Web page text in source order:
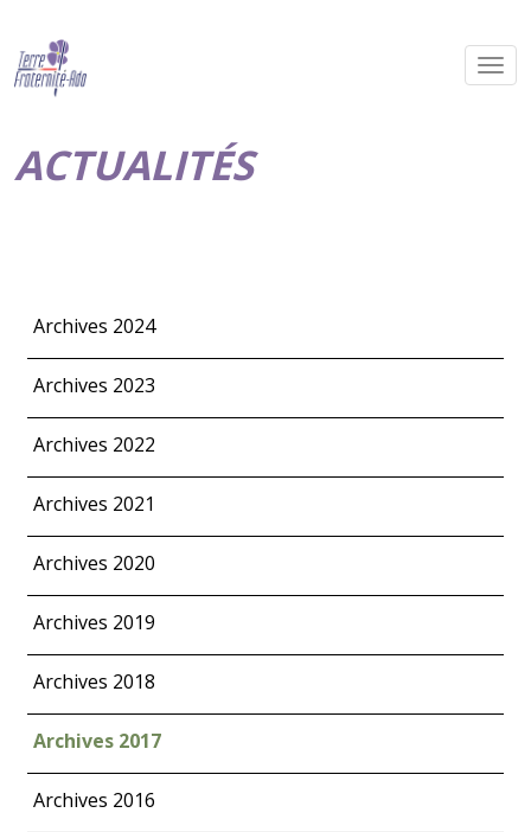
ACTUALITÉS
Archives 2024
Archives 2023
Archives 2022
Archives 2021
Archives 2020
Archives 2019
Archives 2018
Archives 2017
Archives 2016